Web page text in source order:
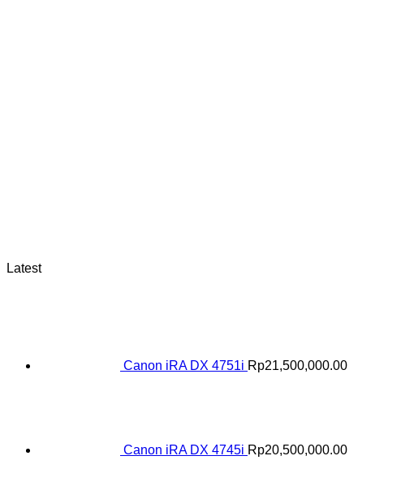
Latest
Canon iRA DX 4751i Rp21,500,000.00
Canon iRA DX 4745i Rp20,500,000.00